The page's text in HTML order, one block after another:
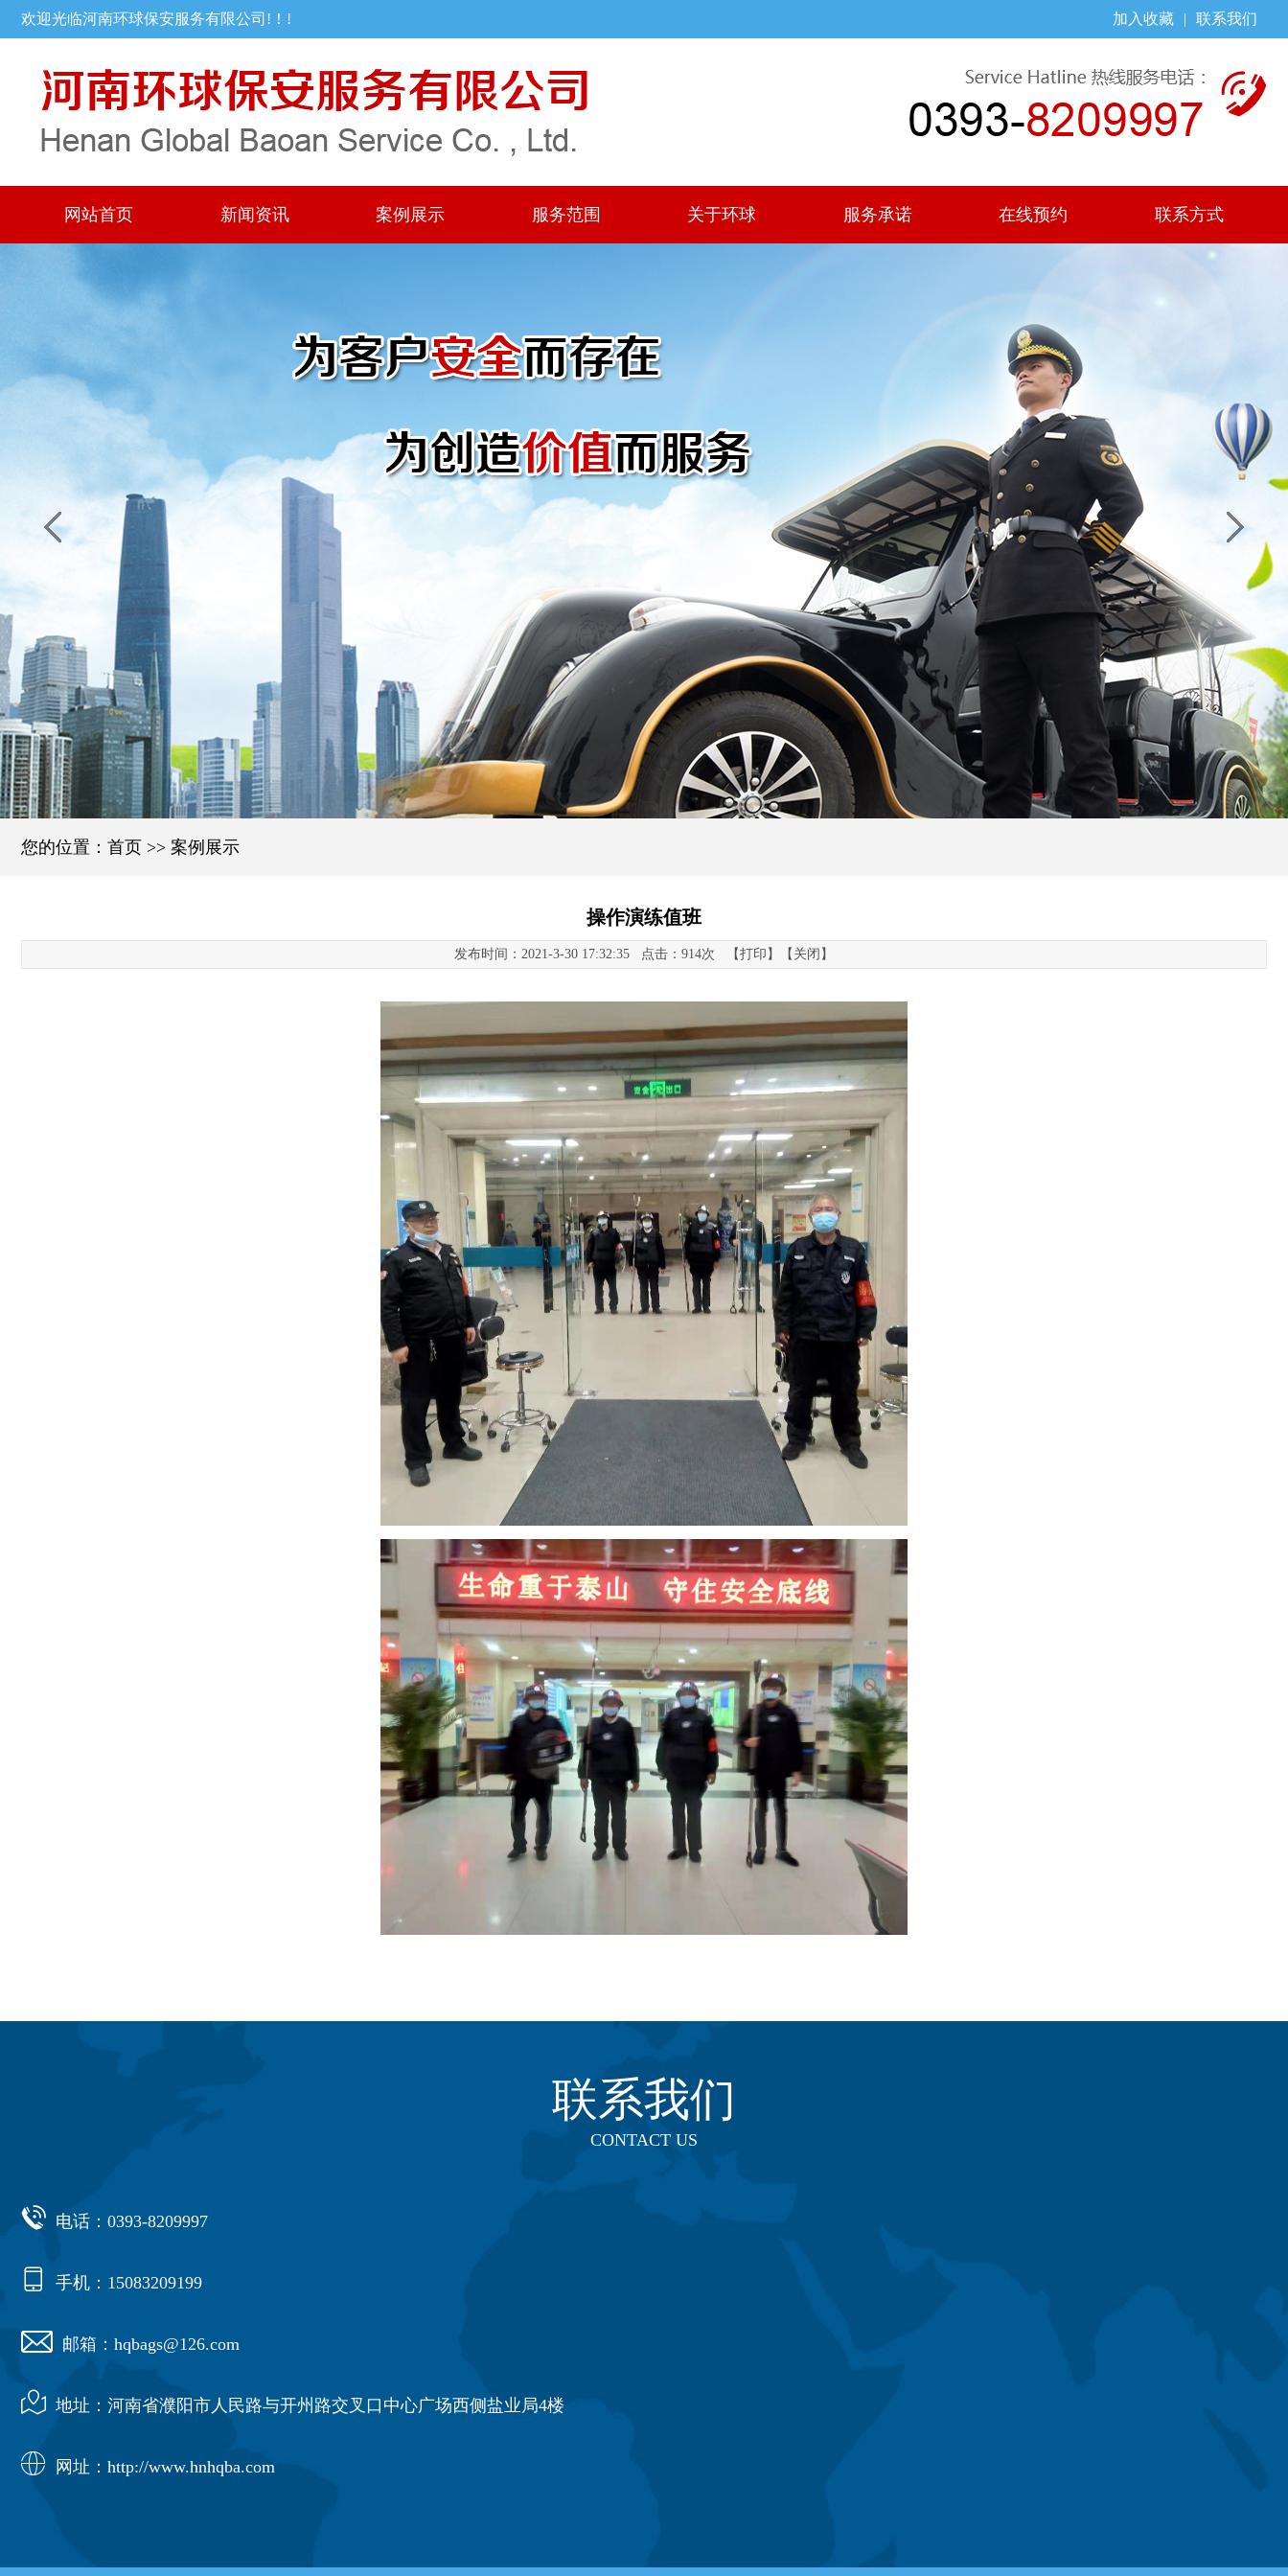
加入收藏 | 联系我们
欢迎光临河南环球保安服务有限公司!！!
网站首页 新闻资讯 案例展示 服务范围 关于环球 服务承诺 在线预约 联系方式
您的位置： 首页 >> 案例展示
操作演练值班
发布时间：2021-3-30 17:32:35 点击： 914次 【打印 】【 关闭 】
联系我们
CONTACT US
 电话：0393-8209997
 手机：15083209199
 邮箱：hqbags@126.com
 地址：河南省濮阳市人民路与开州路交叉口中心广场西侧盐业局4楼
 网址：http://www.hnhqba.com